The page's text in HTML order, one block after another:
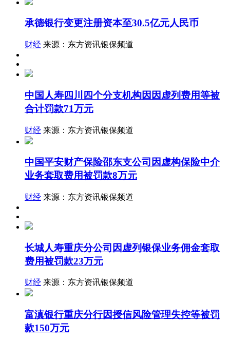
承德银行变更注册资本至30.5亿元人民币
财经 来源：东方资讯银保频道
中国人寿四川四个分支机构因因虚列费用等被
合计罚款71万元
财经 来源：东方资讯银保频道
中国平安财产保险邵东支公司因虚构保险中介
业务套取费用被罚款8万元
财经 来源：东方资讯银保频道
长城人寿重庆分公司因虚列银保业务佣金套取
费用被罚款23万元
财经 来源：东方资讯银保频道
富滇银行重庆分行因授信风险管理失控等被罚
款150万元